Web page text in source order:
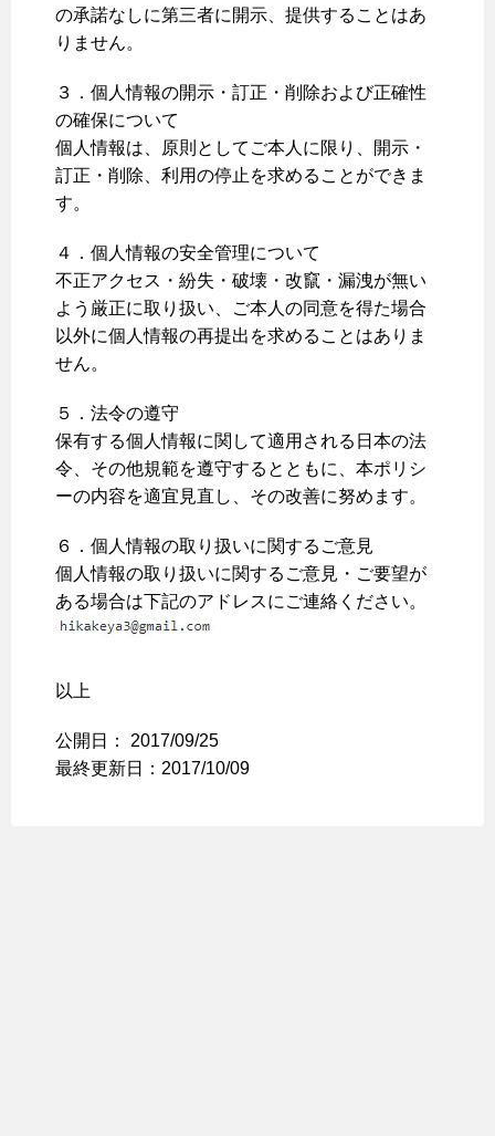
の承諾なしに第三者に開示、提供することはあ
りません。
３．個人情報の開示・訂正・削除および正確性
の確保について
個人情報は、原則としてご本人に限り、開示・
訂正・削除、利用の停止を求めることができま
す。
４．個人情報の安全管理について
不正アクセス・紛失・破壊・改竄・漏洩が無い
よう厳正に取り扱い、ご本人の同意を得た場合
以外に個人情報の再提出を求めることはありま
せん。
５．法令の遵守
保有する個人情報に関して適用される日本の法
令、その他規範を遵守するとともに、本ポリシ
ーの内容を適宜見直し、その改善に努めます。
６．個人情報の取り扱いに関するご意見
個人情報の取り扱いに関するご意見・ご要望が
ある場合は下記のアドレスにご連絡ください。
以上
公開日： 2017/09/25
最終更新日：2017/10/09